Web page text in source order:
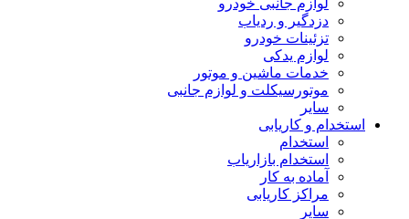
لوازم جانبی خودرو
دزدگیر و ردیاب
تزئینات خودرو
لوازم یدکی
خدمات ماشین و موتور
موتورسیکلت و لوازم جانبی
سایر
استخدام و کاریابی
استخدام
استخدام بازاریاب
آماده به کار
مراکز کاریابی
سایر